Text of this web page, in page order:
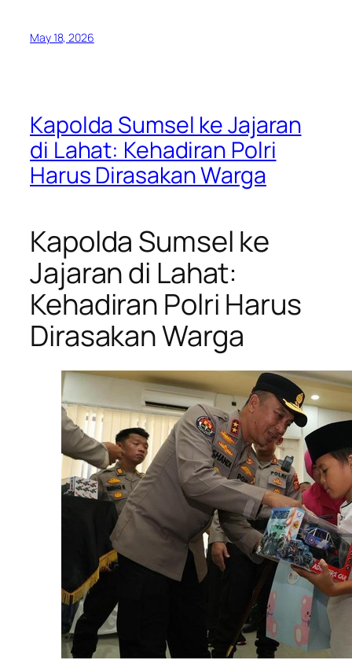
May 18, 2026
Kapolda Sumsel ke Jajaran
di Lahat: Kehadiran Polri
Harus Dirasakan Warga
Kapolda Sumsel ke
Jajaran di Lahat:
Kehadiran Polri Harus
Dirasakan Warga